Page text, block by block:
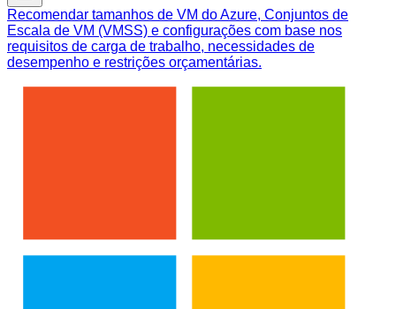
Recomendar tamanhos de VM do Azure, Conjuntos de
Escala de VM (VMSS) e configurações com base nos
requisitos de carga de trabalho, necessidades de
desempenho e restrições orçamentárias.